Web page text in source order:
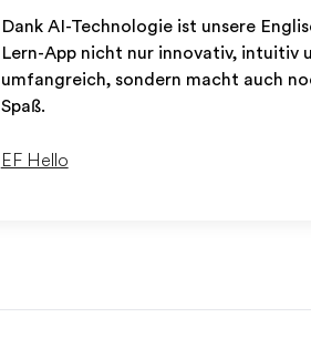
Dank AI-Technologie ist unsere
Lern-App nicht nur innovativ, intuitiv
umfangreich, sondern macht auch
Spaß.
EF Hello